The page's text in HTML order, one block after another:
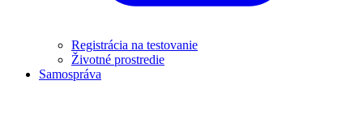
Registrácia na testovanie
Životné prostredie
Samospráva